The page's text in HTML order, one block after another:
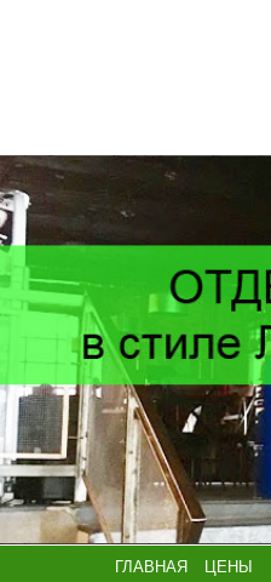
ГЛАВНАЯ ЦЕНЫ